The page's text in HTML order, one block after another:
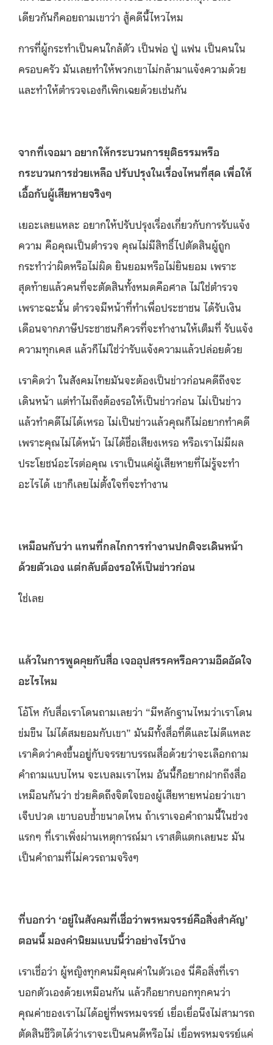
เดียวกันก็คอยถามเขาว่า สู้คดีนี้ไหวไหม
การที่ผู้กระทำเป็นคนใกล้ตัว เป็นพ่อ ปู่ แฟน เป็นคนใน
ครอบครัว มันเลยทำให้พวกเขาไม่กล้ามาแจ้งความด้วย
และทำให้ตำรวจเองก็เพิกเฉยด้วยเช่นกัน
จากที่เจอมา อยากให้กระบวนการยุติธรรมหรือ
กระบวนการช่วยเหลือ ปรับปรุงในเรื่องไหนที่สุด เพื่อให้
เอื้อกับผู้เสียหายจริงๆ
เยอะเลยแหละ อยากให้ปรับปรุงเรื่องเกี่ยวกับการรับแจ้ง
ความ คือคุณเป็นตำรวจ คุณไม่มีสิทธิ์ไปตัดสินผู้ถูก
กระทำว่าผิดหรือไม่ผิด ยินยอมหรือไม่ยินยอม เพราะ
สุดท้ายแล้วคนที่จะตัดสินทั้งหมดคือศาล ไม่ใช่ตำรวจ
เพราะฉะนั้น ตำรวจมีหน้าที่ทำเพื่อประชาชน ได้รับเงิน
เดือนจากภาษีประชาชนก็ควรที่จะทำงานให้เต็มที่ รับแจ้ง
ความทุกเคส แล้วก็ไม่ใช่ว่ารับแจ้งความแล้วปล่อยด้วย
เราคิดว่า ในสังคมไทยมันจะต้องเป็นข่าวก่อนคดีถึงจะ
เดินหน้า แต่ทำไมถึงต้องรอให้เป็นข่าวก่อน ไม่เป็นข่าว
แล้วทำคดีไม่ได้เหรอ ไม่เป็นข่าวแล้วคุณก็ไม่อยากทำคดี
เพราะคุณไม่ได้หน้า ไม่ได้ชื่อเสียงเหรอ หรือเราไม่มีผล
ประโยชน์อะไรต่อคุณ เราเป็นแค่ผู้เสียหายที่ไม่รู้จะทำ
อะไรได้ เขาก็เลยไม่ตั้งใจที่จะทำงาน
เหมือนกับว่า แทนที่กลไกการทำงานปกติจะเดินหน้า
ด้วยตัวเอง แต่กลับต้องรอให้เป็นข่าวก่อน
ใช่เลย
แล้วในการพูดคุยกับสื่อ เจออุปสรรคหรือความอึดอัดใจ
อะไรไหม
โอ้โห กับสื่อเราโดนถามเลยว่า “มีหลักฐานไหมว่าเราโดน
ข่มขืน ไม่ได้สมยอมกับเขา” มันมีทั้งสื่อที่ดีและไม่ดีแหละ
เราคิดว่าคงขึ้นอยู่กับจรรยาบรรณสื่อด้วยว่าจะเลือกถาม
คำถามแบบไหน จะเบลมเราไหม อันนี้ก็อยากฝากถึงสื่อ
เหมือนกันว่า ช่วยคิดถึงจิตใจของผู้เสียหายหน่อยว่าเขา
เจ็บปวด เขาบอบช้ำขนาดไหน ถ้าเราเจอคำถามนี้ในช่วง
แรกๆ ที่เราเพิ่งผ่านเหตุการณ์มา เราสติแตกเลยนะ มัน
เป็นคำถามที่ไม่ควรถามจริงๆ
ที่บอกว่า ‘อยู่ในสังคมที่เชื่อว่าพรหมจรรย์คือสิ่งสำคัญ’
ตอนนี้ มองค่านิยมแบบนี้ว่าอย่างไรบ้าง
เราเชื่อว่า ผู้หญิงทุกคนมีคุณค่าในตัวเอง นี่คือสิ่งที่เรา
บอกตัวเองด้วยเหมือนกัน แล้วก็อยากบอกทุกคนว่า
คุณค่าของเราไม่ได้อยู่ที่พรหมจรรย์ เยื่อเยื่อนึงไม่สามารถ
ตัดสินชีวิตได้ว่าเราจะเป็นคนดีหรือไม่ เยื่อพรหมจรรย์แค่